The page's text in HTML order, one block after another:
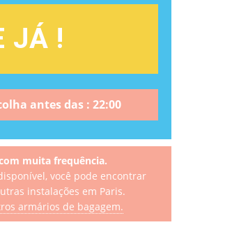
JÁ !
antes das : 22:00
muita frequência.
você pode encontrar
instalações em Paris.
armários de bagagem.